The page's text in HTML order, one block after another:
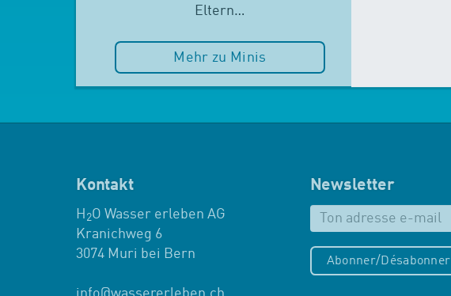
Eltern…
Mehr zu Minis
Kontakt
H 2O Wasser erleben AG
Kranichweg 6
3074 Muri bei Bern
Newsletter
Abonner/Désabonner